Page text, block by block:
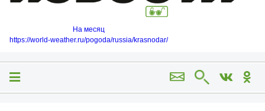
На месяц
https://world-weather.ru/pogoda/russia/krasnodar/